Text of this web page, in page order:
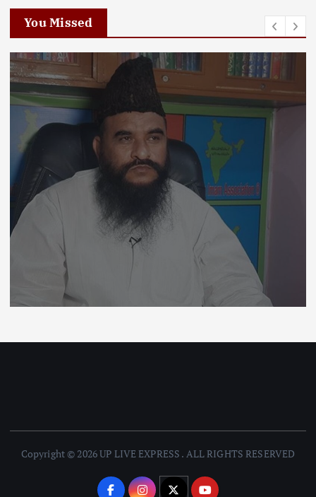
You Missed
Copyright © 2026 UP LIVE EXPRESS . ALL RIGHTS RESERVED